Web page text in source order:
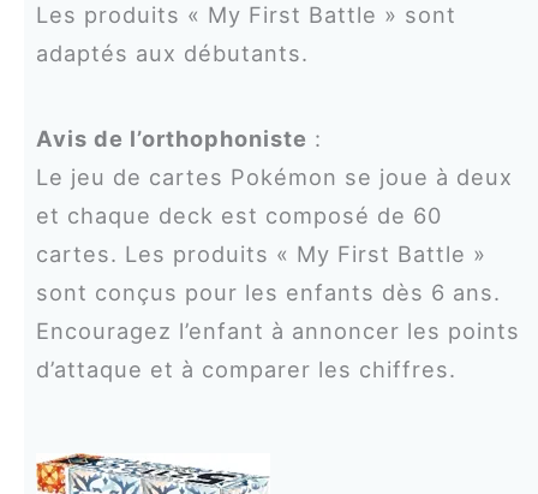
Les produits « My First Battle » sont
adaptés aux débutants.
Avis de l’orthophoniste :
Le jeu de cartes Pokémon se joue à deux
et chaque deck est composé de 60
cartes. Les produits « My First Battle »
sont conçus pour les enfants dès 6 ans.
Encouragez l’enfant à annoncer les points
d’attaque et à comparer les chiffres.